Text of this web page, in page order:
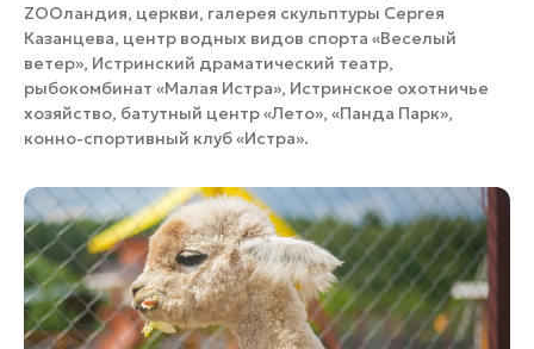
ZOOландия, церкви, галерея скульптуры Сергея
Казанцева, центр водных видов спорта «Веселый
ветер», Истринский драматический театр,
рыбокомбинат «Малая Истра», Истринское охотничье
хозяйство, батутный центр «Лето», «Панда Парк»,
конно-спортивный клуб «Истра».